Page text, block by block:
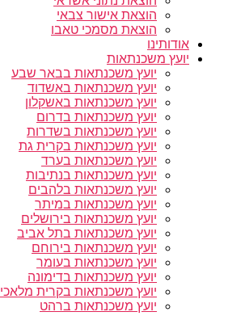
הוצאת אישור צבאי
הוצאת מסמכי טאבו
אודותינו
יועץ משכנתאות
יועץ משכנתאות בבאר שבע
יועץ משכנתאות באשדוד
יועץ משכנתאות באשקלון
יועץ משכנתאות בדרום
יועץ משכנתאות בשדרות
יועץ משכנתאות בקרית גת
יועץ משכנתאות בערד
יועץ משכנתאות בנתיבות
יועץ משכנתאות בלהבים
יועץ משכנתאות במיתר
יועץ משכנתאות בירושלים
יועץ משכנתאות בתל אביב
יועץ משכנתאות בירוחם
יועץ משכנתאות בעומר
יועץ משכנתאות בדימונה
יועץ משכנתאות בקרית מלאכי
יועץ משכנתאות ברהט